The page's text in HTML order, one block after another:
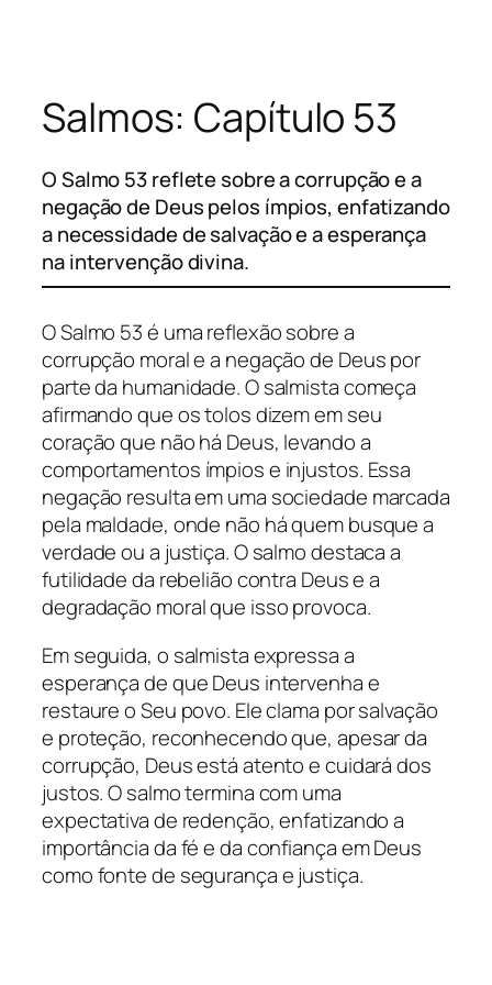
conteúdo
Salmos: Capítulo 53
O Salmo 53 reflete sobre a corrupção e a
negação de Deus pelos ímpios, enfatizando
a necessidade de salvação e a esperança
na intervenção divina.
O Salmo 53 é uma reflexão sobre a
corrupção moral e a negação de Deus por
parte da humanidade. O salmista começa
afirmando que os tolos dizem em seu
coração que não há Deus, levando a
comportamentos ímpios e injustos. Essa
negação resulta em uma sociedade marcada
pela maldade, onde não há quem busque a
verdade ou a justiça. O salmo destaca a
futilidade da rebelião contra Deus e a
degradação moral que isso provoca.
Em seguida, o salmista expressa a
esperança de que Deus intervenha e
restaure o Seu povo. Ele clama por salvação
e proteção, reconhecendo que, apesar da
corrupção, Deus está atento e cuidará dos
justos. O salmo termina com uma
expectativa de redenção, enfatizando a
importância da fé e da confiança em Deus
como fonte de segurança e justiça.